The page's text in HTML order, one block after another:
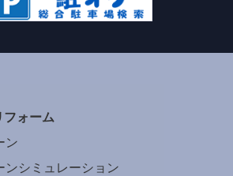
フォーム
ン
ンシミュレーション